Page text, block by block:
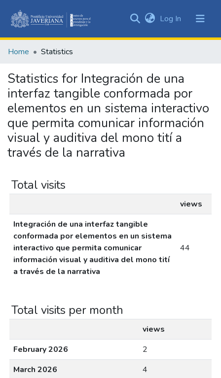
&
All of DSpace
Log In (current)
Home Statistics
Statistics for Integración de una
interfaz tangible conformada por
elementos en un sistema interactivo
que permita comunicar información
visual y auditiva del mono tití a
través de la narrativa
Total visits
views
Integración de una interfaz tangible
conformada por elementos en un sistema
interactivo que permita comunicar
información visual y auditiva del mono tití
a través de la narrativa
44
Total visits per month
views
February 2026
2
March 2026
4